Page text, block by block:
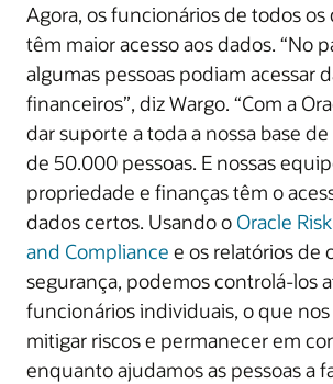
Agora, os funcionários de todos
têm maior acesso aos dados. “No
algumas pessoas podiam acessar
financeiros”, diz Wargo. “Com a
dar suporte a toda a nossa base
de 50.000 pessoas. E nossas
propriedade e finanças têm o
dados certos. Usando o Oracle
and Compliance e os relatórios de
segurança, podemos controlá-los
funcionários individuais, o que
mitigar riscos e permanecer em
enquanto ajudamos as pessoas a